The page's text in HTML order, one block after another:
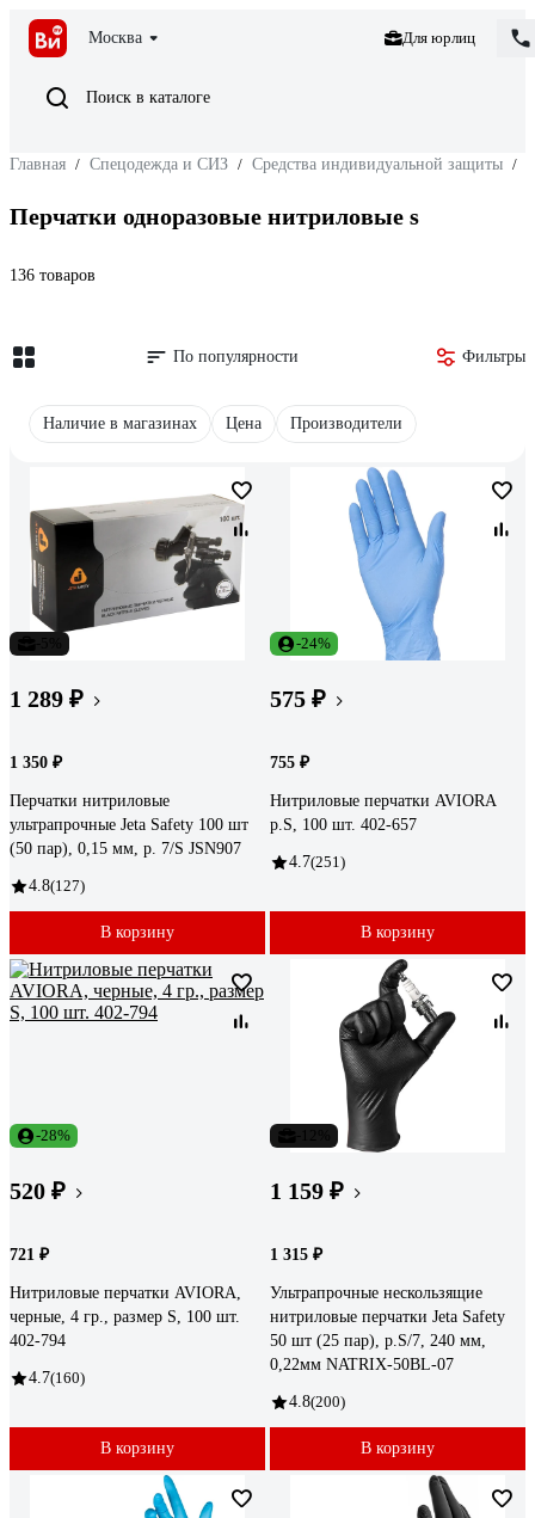
Москва Для юрлиц
Поиск в каталоге
Главная / Спецодежда и СИЗ / Средства индивидуальной защиты /
Перчатки одноразовые нитриловые s
136 товаров
По популярности Фильтры
Наличие в магазинах Цена Производители
1 289 ₽
1 350 ₽
Перчатки нитриловые
ультрапрочные Jeta Safety 100 шт
(50 пар), 0,15 мм, р. 7/S JSN907
4.8(127)
В корзину
-24%
575 ₽
755 ₽
Нитриловые перчатки AVIORA
р.S, 100 шт. 402-657
4.7(251)
В корзину
-28%
520 ₽
721 ₽
Нитриловые перчатки AVIORA,
черные, 4 гр., размер S, 100 шт.
402-794
4.7(160)
В корзину
1 159 ₽
1 315 ₽
Ультрапрочные нескользящие
нитриловые перчатки Jeta Safety
50 шт (25 пар), р.S/7, 240 мм,
0,22мм NATRIX-50BL-07
4.8(200)
В корзину